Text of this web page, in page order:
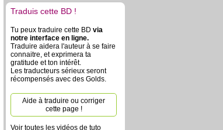
Traduis cette BD !
Tu peux traduire cette BD via
notre interface en ligne.
Traduire aidera l'auteur à se faire
connaitre, et exprimera ta
gratitude et ton intérêt.
Les traducteurs sérieux seront
récompensés avec des Golds.
Aide à traduire ou corriger
cette page !
Voir toutes les vidéos de tuto